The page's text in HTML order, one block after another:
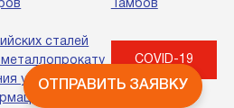
сталей
услуг
Тамбов
COVID-19
ОТПРАВИТЬ ЗАЯВКУ